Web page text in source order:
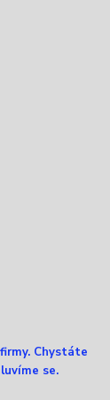
Chystáte
se.